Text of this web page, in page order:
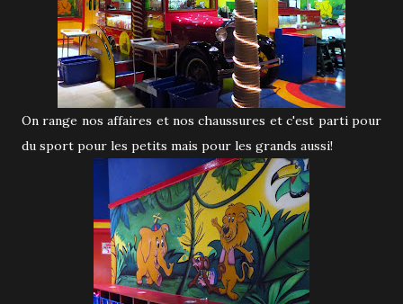
On range nos affaires et nos chaussures et c'est parti pour
du sport pour les petits mais pour les grands aussi!